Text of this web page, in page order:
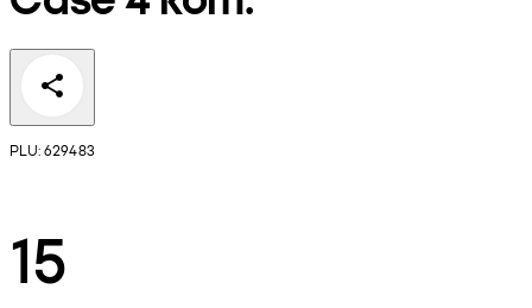
PLU: 629483
15